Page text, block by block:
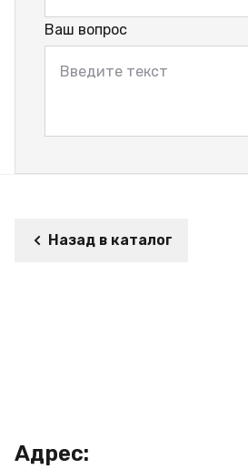
Ваш вопрос
Назад в каталог
Адрес: